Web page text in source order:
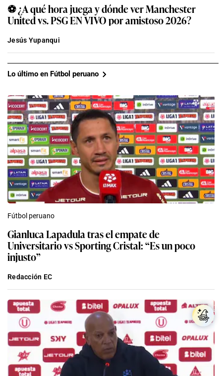
⚽ ¿A qué hora juega y dónde ver Manchester
United vs. PSG EN VIVO por amistoso 2026?
Jesús Yupanqui
Lo último en Fútbol peruano
Fútbol peruano
Gianluca Lapadula tras el empate de
Universitario vs Sporting Cristal: “Es un poco
injusto”
Redacción EC